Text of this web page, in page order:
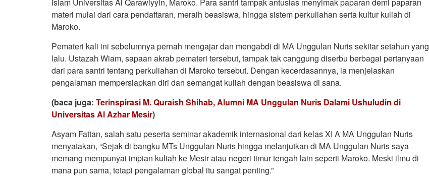
materi mulai dari cara pendaftaran, meraih beasiswa, hingga sistem perkuliahan serta kultur kuliah di
Maroko.
Pemateri kali ini sebelumnya pernah mengajar dan mengabdi di MA Unggulan Nuris sekitar setahun yang
lalu. Ustazah Wiam, sapaan akrab pemateri tersebut, tampak tak canggung diserbu berbagai pertanyaan
dari para santri tentang perkuliahan di Maroko tersebut. Dengan kecerdasannya, ia menjelaskan
pengalaman mempersiapkan diri dan semangat kuliah dengan beasiswa di sana.
(baca juga: Terinspirasi M. Quraish Shihab, Alumni MA Unggulan Nuris Dalami Ushuludin di
Universitas Al Azhar Mesir)
Asyam Fattan, salah satu peserta seminar akademik internasional dari kelas XI A MA Unggulan Nuris
menyatakan, “Sejak di bangku MTs Unggulan Nuris hingga melanjutkan di MA Unggulan Nuris saya
memang mempunyai impian kuliah ke Mesir atau negeri timur tengah lain seperti Maroko. Meski ilmu di
mana pun sama, tetapi pengalaman global itu sangat penting.”